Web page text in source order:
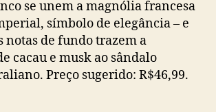
se unem a magnólia francesa
símbolo de elegância – e
notas de fundo trazem a
cacau e musk ao sândalo
Preço sugerido: R$46,99.